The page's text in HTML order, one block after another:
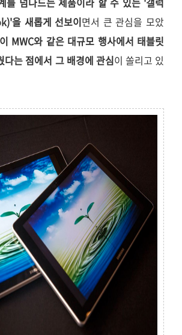
을 새롭게 선보이면서 큰 관심을 모았
MWC와 같은 대규모 행사에서 태블릿
다는 점에서 그 배경에 관심이 쏠리고 있